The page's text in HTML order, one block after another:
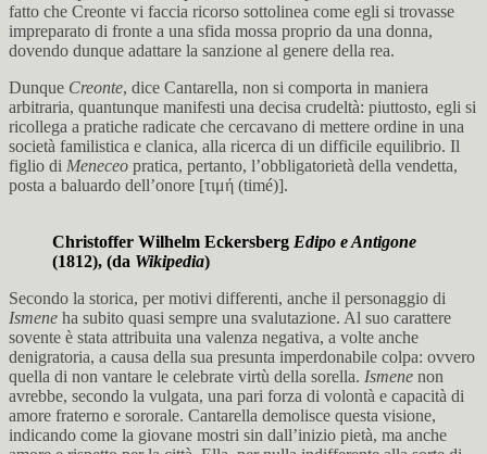
fatto che Creonte vi faccia ricorso sottolinea come egli si trovasse
impreparato di fronte a una sfida mossa proprio da una donna,
dovendo dunque adattare la sanzione al genere della rea.
Dunque Creonte, dice Cantarella, non si comporta in maniera
arbitraria, quantunque manifesti una decisa crudeltà: piuttosto, egli si
ricollega a pratiche radicate che cercavano di mettere ordine in una
società familistica e clanica, alla ricerca di un difficile equilibrio. Il
figlio di Meneceo pratica, pertanto, l’obbligatorietà della vendetta,
posta a baluardo dell’onore [τιμή (timé)].
Christoffer Wilhelm Eckersberg Edipo e Antigone
(1812), (da Wikipedia)
Secondo la storica, per motivi differenti, anche il personaggio di
Ismene ha subito quasi sempre una svalutazione. Al suo carattere
sovente è stata attribuita una valenza negativa, a volte anche
denigratoria, a causa della sua presunta imperdonabile colpa: ovvero
quella di non vantare le celebrate virtù della sorella. Ismene non
avrebbe, secondo la vulgata, una pari forza di volontà e capacità di
amore fraterno e sororale. Cantarella demolisce questa visione,
indicando come la giovane mostri sin dall’inizio pietà, ma anche